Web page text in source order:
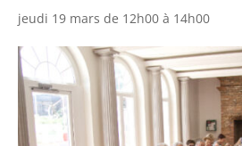
jeudi 19 mars de 12h00 à 14h00